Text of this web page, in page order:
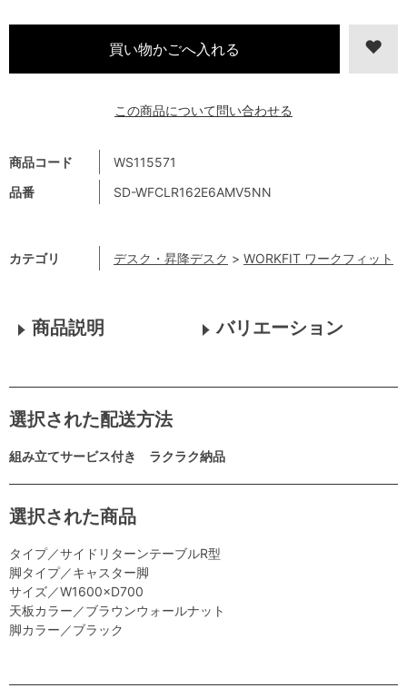
商品コード
WS115571
品番
SD-WFCLR162E6AMV5NN
カテゴリ デスク・昇降デスク > WORKFIT ワークフィット
この商品について問い合わせる
商品説明 バリエーション
選択された配送方法
組み立てサービス付き ラクラク納品
選択された商品
タイプ／サイドリターンテーブルR型
脚タイプ／キャスター脚
サイズ／W1600×D700
天板カラー／ブラウンウォールナット
脚カラー／ブラック